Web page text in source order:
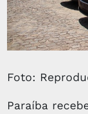
Foto:
Paraíba